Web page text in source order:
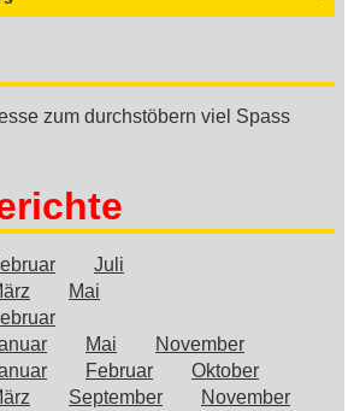
zum durchstöbern viel Spass
Juli
Mai
Mai
November
Februar
Oktober
September
November